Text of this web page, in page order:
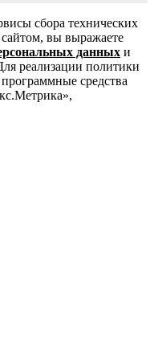
сбора технических
сайтом, вы выражаете
данных и
реализации политики
средства